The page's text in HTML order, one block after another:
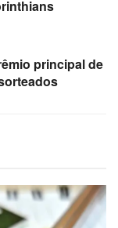
principal de